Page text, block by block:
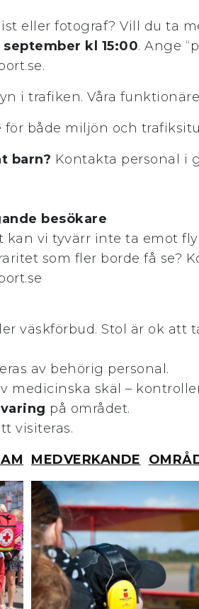
eller fotograf? Vill du ta
september kl 15:00. Ange
i trafiken. Våra
för både miljön och
barn? Kontakta personal i
besökare
kan vi tyvärr inte ta emot
som fler borde få se?
väskförbud. Stol är ok att
av behörig personal.
medicinska skäl –
på området.
visiteras.
MEDVERKANDE